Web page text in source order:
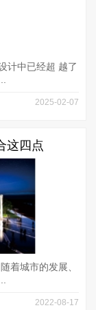
计中已经超 越了
2025-02-07
这四点
着城市的发展、
2022-08-17